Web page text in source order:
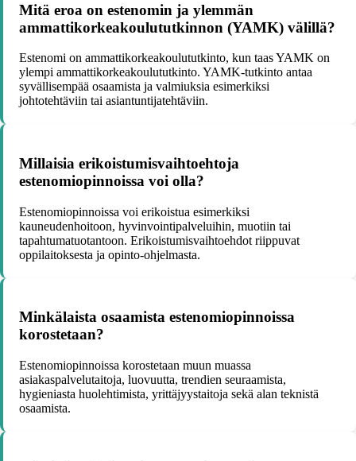
Mitä eroa on estenomin ja ylemmän
ammattikorkeakoulututkinnon (YAMK) välillä?
Estenomi on ammattikorkeakoulututkinto, kun taas YAMK on
ylempi ammattikorkeakoulututkinto. YAMK-tutkinto antaa
syvällisempää osaamista ja valmiuksia esimerkiksi
johtotehtäviin tai asiantuntijatehtäviin.
Millaisia erikoistumisvaihtoehtoja
estenomiopinnoissa voi olla?
Estenomiopinnoissa voi erikoistua esimerkiksi
kauneudenhoitoon, hyvinvointipalveluihin, muotiin tai
tapahtumatuotantoon. Erikoistumisvaihtoehdot riippuvat
oppilaitoksesta ja opinto-ohjelmasta.
Minkälaista osaamista estenomiopinnoissa
korostetaan?
Estenomiopinnoissa korostetaan muun muassa
asiakaspalvelutaitoja, luovuutta, trendien seuraamista,
hygieniasta huolehtimista, yrittäjyystaitoja sekä alan teknistä
osaamista.